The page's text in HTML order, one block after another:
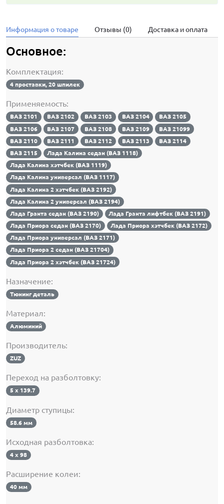
Информация о товаре Отзывы (0) Доставка и оплата
Основное:
Комплектация:
4 проставки, 20 шпилек
Применяемость:
ВАЗ 2101 ВАЗ 2102 ВАЗ 2103 ВАЗ 2104
ВАЗ 2105
ВАЗ 2106
ВАЗ 2107 ВАЗ 2108 ВАЗ 2109
ВАЗ 21099
ВАЗ 2110
ВАЗ 2111 ВАЗ 2112 ВАЗ 2113
ВАЗ 2114
ВАЗ 2115
Лада Калина седан (ВАЗ 1118)
Лада Калина хэтчбек (ВАЗ 1119)
Лада Калина универсал (ВАЗ 1117)
Лада Калина 2 хэтчбек (ВАЗ 2192)
Лада Калина 2 универсал (ВАЗ 2194)
Лада Гранта седан (ВАЗ 2190)
Лада Гранта лифтбек (ВАЗ 2191)
Лада Приора седан (ВАЗ 2170)
Лада Приора хэтчбек (ВАЗ 2172)
Лада Приора универсал (ВАЗ 2171)
Лада Приора 2 седан (ВАЗ 21704)
Лада Приора 2 хэтчбек (ВАЗ 21724)
Назначение:
Тюнинг деталь
Материал:
Алюминий
Производитель:
ZUZ
Переход на разболтовку:
5 х 139.7
Диаметр ступицы:
58.6 мм
Исходная разболтовка:
4 х 98
Расширение колеи:
40 мм